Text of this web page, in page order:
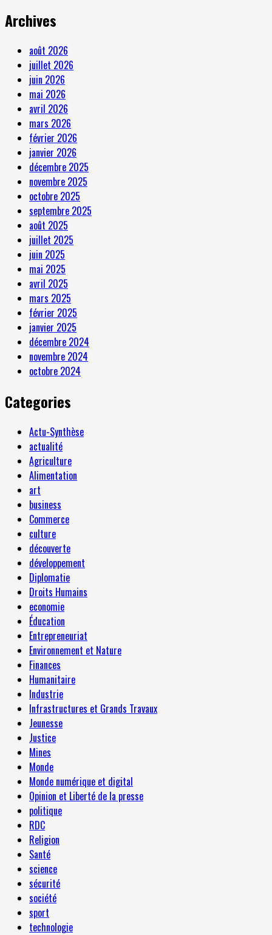
Archives
août 2026
juillet 2026
juin 2026
mai 2026
avril 2026
mars 2026
février 2026
janvier 2026
décembre 2025
novembre 2025
octobre 2025
septembre 2025
août 2025
juillet 2025
juin 2025
mai 2025
avril 2025
mars 2025
février 2025
janvier 2025
décembre 2024
novembre 2024
octobre 2024
Categories
Actu-Synthèse
actualité
Agriculture
Alimentation
art
business
Commerce
culture
découverte
développement
Diplomatie
Droits Humains
economie
Éducation
Entrepreneuriat
Environnement et Nature
Finances
Humanitaire
Industrie
Infrastructures et Grands Travaux
Jeunesse
Justice
Mines
Monde
Monde numérique et digital
Opinion et Liberté de la presse
politique
RDC
Religion
Santé
science
sécurité
société
sport
technologie